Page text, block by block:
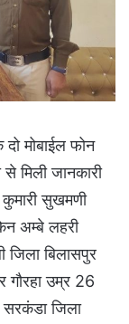
मोबाईल फोन
मिली जानकारी
सुखमणी
अम्बे लहरी
जिला बिलासपुर
गौरहा उम्र 26
सरकंडा जिला